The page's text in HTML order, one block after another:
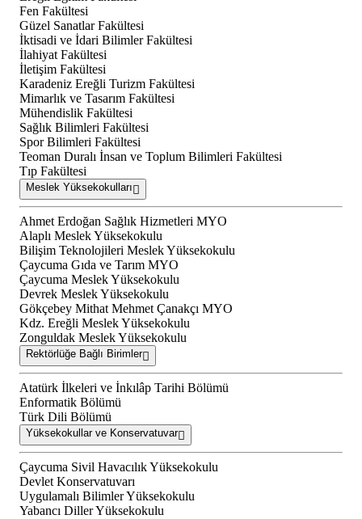
Fen Fakültesi
Güzel Sanatlar Fakültesi
İktisadi ve İdari Bilimler Fakültesi
İlahiyat Fakültesi
İletişim Fakültesi
Karadeniz Ereğli Turizm Fakültesi
Mimarlık ve Tasarım Fakültesi
Mühendislik Fakültesi
Sağlık Bilimleri Fakültesi
Spor Bilimleri Fakültesi
Teoman Duralı İnsan ve Toplum Bilimleri Fakültesi
Tıp Fakültesi
Meslek Yüksekokulları
Ahmet Erdoğan Sağlık Hizmetleri MYO
Alaplı Meslek Yüksekokulu
Bilişim Teknolojileri Meslek Yüksekokulu
Çaycuma Gıda ve Tarım MYO
Çaycuma Meslek Yüksekokulu
Devrek Meslek Yüksekokulu
Gökçebey Mithat Mehmet Çanakçı MYO
Kdz. Ereğli Meslek Yüksekokulu
Zonguldak Meslek Yüksekokulu
Rektörlüğe Bağlı Birimler
Atatürk İlkeleri ve İnkılâp Tarihi Bölümü
Enformatik Bölümü
Türk Dili Bölümü
Yüksekokullar ve Konservatuvar
Çaycuma Sivil Havacılık Yüksekokulu
Devlet Konservatuvarı
Uygulamalı Bilimler Yüksekokulu
Yabancı Diller Yüksekokulu